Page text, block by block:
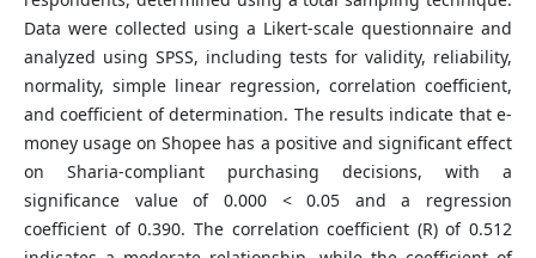
Data were collected using a Likert-scale questionnaire and
analyzed using SPSS, including tests for validity, reliability,
normality, simple linear regression, correlation coefficient,
and coefficient of determination. The results indicate that e-
money usage on Shopee has a positive and significant effect
on Sharia-compliant purchasing decisions, with a
significance value of 0.000 < 0.05 and a regression
coefficient of 0.390. The correlation coefficient (R) of 0.512